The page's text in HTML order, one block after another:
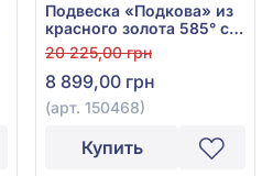
Подвеска «Подкова» из
красного золота 585° с
фианитом, арт. 150468
20 225,00 грн
8 899,00 грн
(арт. 150468)
Купить